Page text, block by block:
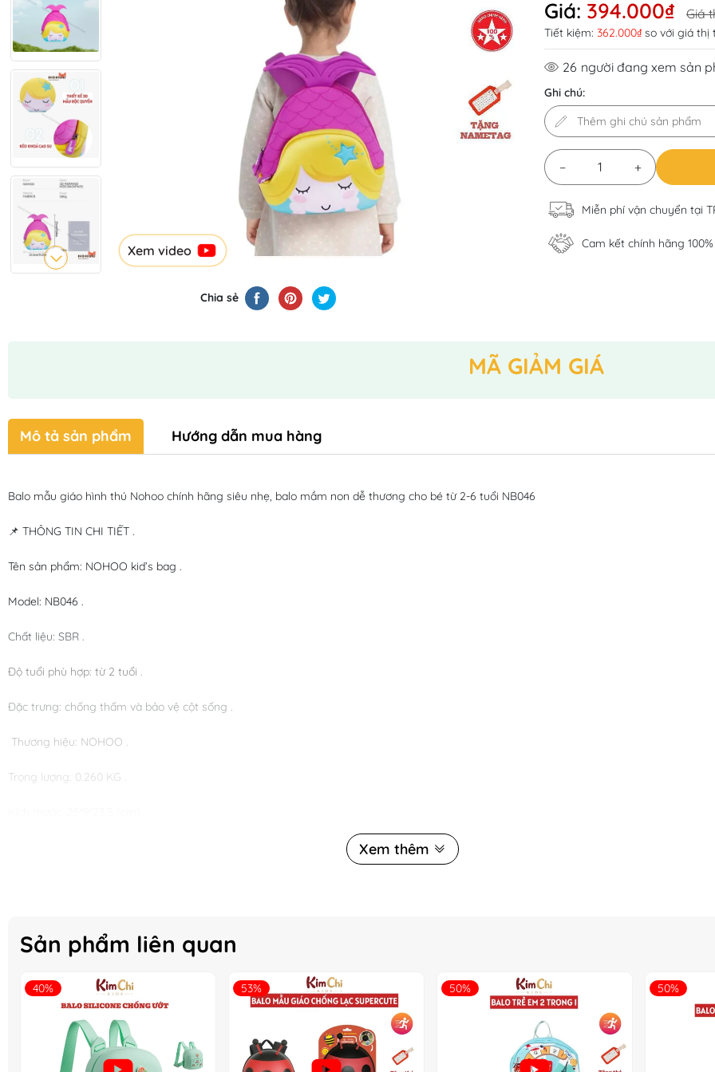
Xem video
Chia sẻ
Giá: 394.000₫ Giá
Tiết kiệm: 362.000₫so với giá thị
26 người đang xem sản
Ghi chú:
− +
Miễn phí vận chuyển tại
Cam kết chính hãng 100%
MÃ GIẢM GIÁ
Mô tả sản phẩm Hướng dẫn mua hàng
Balo mẫu giáo hình thú Nohoo chính hãng siêu nhẹ, balo mầm non dễ thương cho bé từ 2-6 tuổi NB046
📌 THÔNG TIN CHI TIẾT .
Tên sản phẩm: NOHOO kid’s bag .
Model: NB046 .
Chất liệu: SBR .
Độ tuổi phù hợp: từ 2 tuổi .
Đặc trưng: chống thấm và bảo vệ cột sống .
Thương hiệu: NOHOO .
Trọng lượng: 0.260 KG .
Xem thêm
Sản phẩm liên quan
40% 53% 50% 50%